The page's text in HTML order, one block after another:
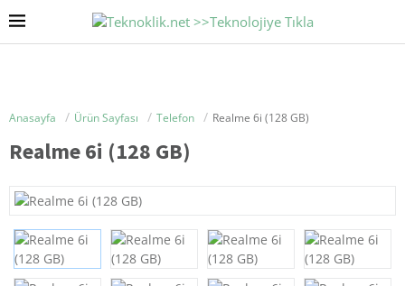
Anasayfa Ürün Sayfası Telefon Realme 6i (128 GB)
Realme 6i (128 GB)